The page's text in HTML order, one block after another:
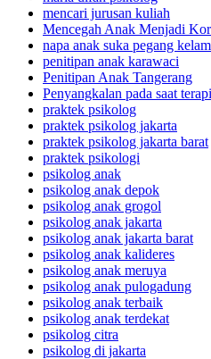
mencari jurusan kuliah
Mencegah Anak Menjadi
napa anak suka pegang
penitipan anak karawaci
Penitipan Anak Tangerang
Penyangkalan pada saat terapi
praktek psikolog
praktek psikolog jakarta
praktek psikolog jakarta barat
praktek psikologi
psikolog anak
psikolog anak depok
psikolog anak grogol
psikolog anak jakarta
psikolog anak jakarta barat
psikolog anak kalideres
psikolog anak meruya
psikolog anak pulogadung
psikolog anak terbaik
psikolog anak terdekat
psikolog citra
psikolog di jakarta